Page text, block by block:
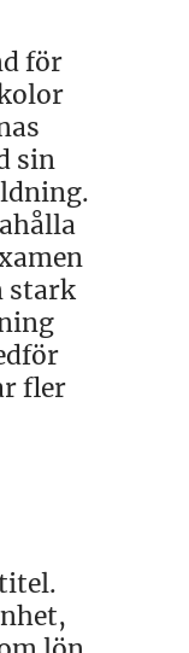
för
sin
stark
fler